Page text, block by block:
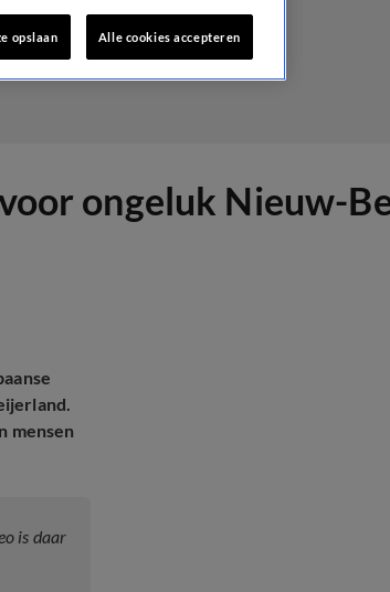
ongeluk Nieuw-
mensen
is daar
opslaan Alle cookies accepteren